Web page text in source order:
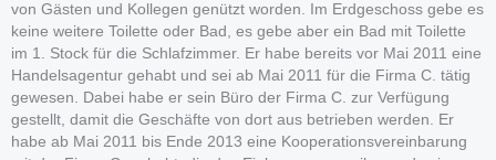
von Gästen und Kollegen genützt worden. Im Erdgeschoss gebe es
keine weitere Toilette oder Bad, es gebe aber ein Bad mit Toilette
im 1. Stock für die Schlafzimmer. Er habe bereits vor Mai 2011 eine
Handelsagentur gehabt und sei ab Mai 2011 für die Firma C. tätig
gewesen. Dabei habe er sein Büro der Firma C. zur Verfügung
gestellt, damit die Geschäfte von dort aus betrieben werden. Er
habe ab Mai 2011 bis Ende 2013 eine Kooperationsvereinbarung